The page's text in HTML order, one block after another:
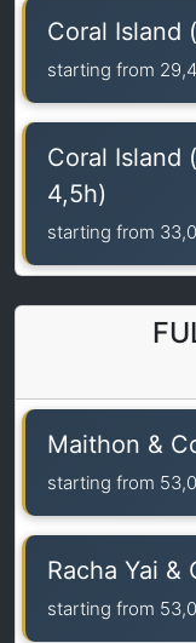
Coral Island
starting from
Coral Island
4,5h)
starting from
Maithon &
starting from
Racha Yai &
starting from